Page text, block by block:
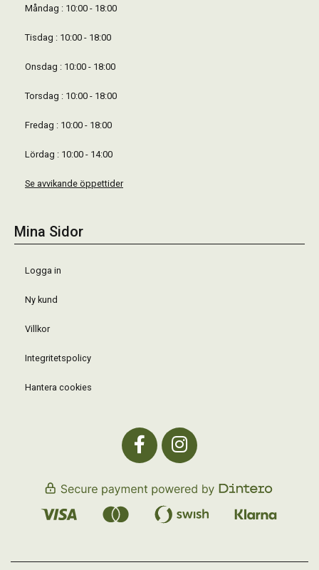
Måndag : 10:00 - 18:00
Tisdag : 10:00 - 18:00
Onsdag : 10:00 - 18:00
Torsdag : 10:00 - 18:00
Fredag : 10:00 - 18:00
Lördag : 10:00 - 14:00
Se avvikande öppettider
Mina Sidor
Logga in
Ny kund
Villkor
Integritetspolicy
Hantera cookies